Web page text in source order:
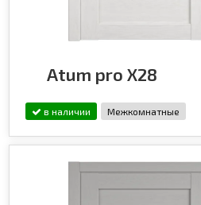
Atum pro X28
в наличии Межкомнатные